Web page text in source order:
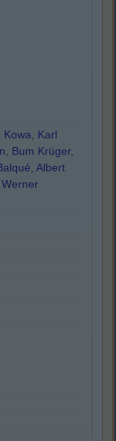
Kowa, Karl
, Bum Krüger,
, Albert
Werner